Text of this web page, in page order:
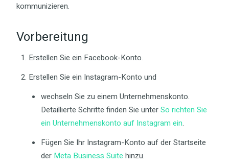
kommunizieren.
Vorbereitung
Erstellen Sie ein Facebook-Konto.
Erstellen Sie ein Instagram-Konto und
wechseln Sie zu einem Unternehmenskonto.
Detaillierte Schritte finden Sie unterSo richten Sie
ein Unternehmenskonto auf Instagram ein.
Fügen Sie Ihr Instagram-Konto auf der Startseite
der Meta Business Suite hinzu.